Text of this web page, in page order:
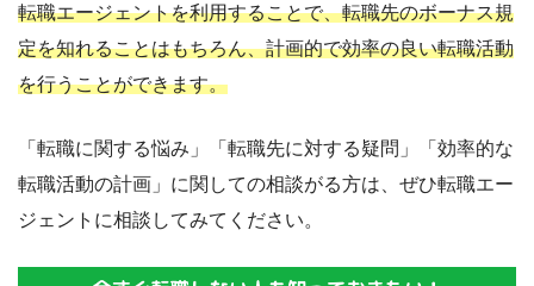
転職エージェントを利用することで、転職先のボーナス規
定を知れることはもちろん、計画的で効率の良い転職活動
を行うことができます。
「転職に関する悩み」「転職先に対する疑問」「効率的な
転職活動の計画」に関しての相談がる方は、ぜひ転職エー
ジェントに相談してみてください。